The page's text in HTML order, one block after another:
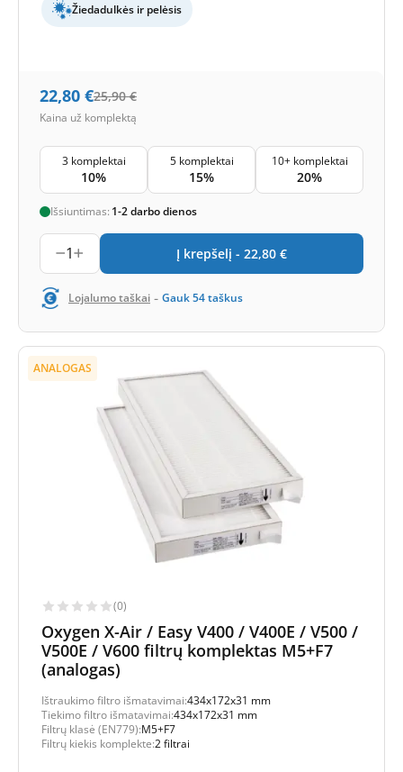
Žiedadulkės ir pelėsis
22,80 €25,90 €
Kaina už komplektą
3 komplektai
10%
5 komplektai
15%
10+ komplektai
20%
Išsiuntimas: 1-2 darbo dienos
1 Į krepšelį - 22,80 €
Lojalumo taškai - Gauk54taškus
ANALOGAS
(0)
Oxygen X-Air / Easy V400 / V400E / V500 /
V500E / V600 filtrų komplektas M5+F7
(analogas)
Ištraukimo filtro išmatavimai:434x172x31 mm
Tiekimo filtro išmatavimai:434x172x31 mm
Filtrų klasė (EN779):M5+F7
Filtrų kiekis komplekte:2 filtrai